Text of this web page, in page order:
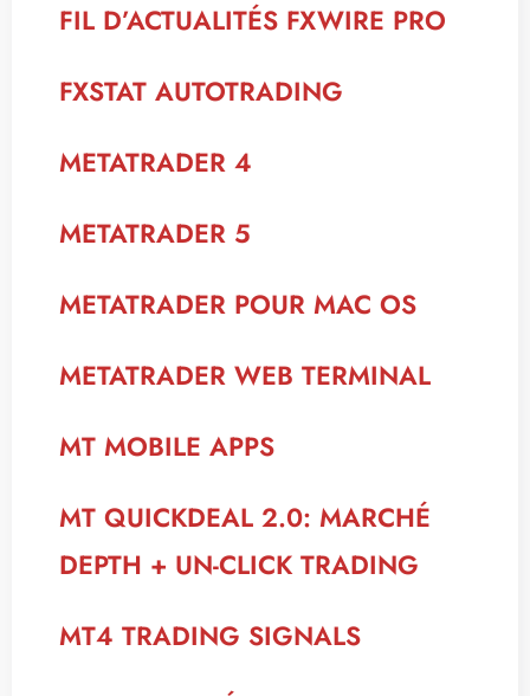
FIL D’ACTUALITÉS FXWIRE PRO
FXSTAT AUTOTRADING
METATRADER 4
METATRADER 5
METATRADER POUR MAC OS
METATRADER WEB TERMINAL
MT MOBILE APPS
MT QUICKDEAL 2.0: MARCHÉ
DEPTH + UN-CLICK TRADING
MT4 TRADING SIGNALS